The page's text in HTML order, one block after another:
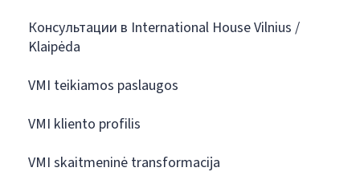
Консультации в International House Vilnius /
Klaipėda
VMI teikiamos paslaugos
VMI kliento profilis
VMI skaitmeninė transformacija